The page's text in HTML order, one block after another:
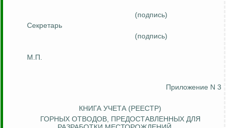
(подпись)
Секретарь
(подпись)
М.П.
Приложение N 3
КНИГА УЧЕТА (РЕЕСТР)
ГОРНЫХ ОТВОДОВ, ПРЕДОСТАВЛЕННЫХ ДЛЯ